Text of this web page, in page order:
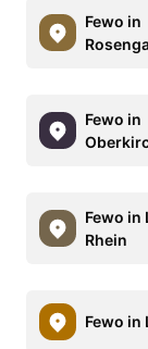
Fewo in
Fewo in
Fewo in
Rhein
Fewo in